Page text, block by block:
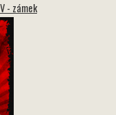
- zámek